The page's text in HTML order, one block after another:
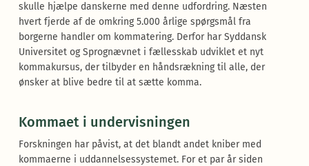
skulle hjælpe danskerne med denne udfordring. Næsten
hvert fjerde af de omkring 5.000 årlige spørgsmål fra
borgerne handler om kommatering. Derfor har Syddansk
Universitet og Sprognævnet i fællesskab udviklet et nyt
kommakursus, der tilbyder en håndsrækning til alle, der
ønsker at blive bedre til at sætte komma.
Kommaet i undervisningen
Forskningen har påvist, at det blandt andet kniber med
kommaerne i uddannelsessystemet. For et par år siden